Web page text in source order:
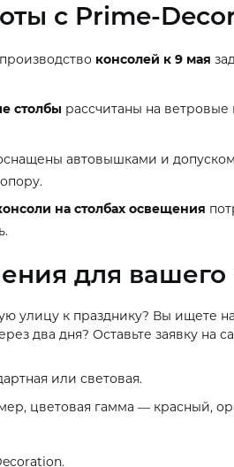
с Prime-
консолей к 9 мая
столбы рассчитаны на ветровые
автовышками и
на столбах освещения
для
улицу к празднику? Вы ищете
два дня? Оставьте заявку на
или световая.
цветовая гамма — красный,